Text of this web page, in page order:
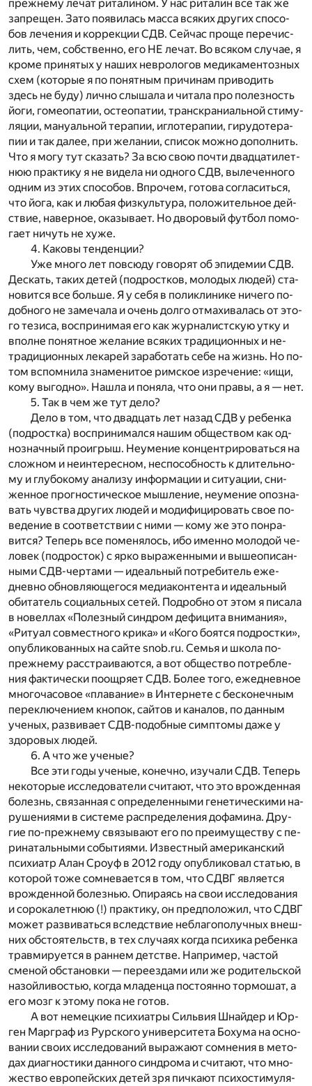
преж­не­му ле­чат ри­та­ли­ном. У нас ри­та­лин все так же
за­пре­щен. Зато по­яви­лась мас­са вся­ких дру­гих спо­со­
бов ле­че­ния и кор­рек­ции СДВ. Сей­час про­ще пе­ре­чис­
лить, чем, соб­ствен­но, его НЕ ле­чат. Во вся­ком слу­чае, я
кро­ме при­ня­тых у на­ших нев­ро­ло­гов ме­ди­ка­мен­тоз­ных
схем (ко­то­рые я по по­нят­ным при­чи­нам при­во­дить
здесь не буду) лич­но слы­ша­ла и чи­та­ла про по­лез­ность
йоги, го­мео­па­тии, осте­о­па­тии, транс­кра­ни­аль­ной сти­му­
ля­ции, ма­ну­аль­ной те­ра­пии, иг­ло­те­ра­пии, ги­ру­до­те­ра­
пии и так да­лее, при же­ла­нии, спи­сок мож­но до­пол­нить.
Что я могу тут ска­зать? За всю свою по­чти два­дца­ти­лет­
нюю прак­ти­ку я не ви­де­ла ни од­но­го СДВ, вы­ле­чен­но­го
од­ним из этих спо­со­бов. Впро­чем, го­то­ва со­гла­сить­ся,
что йога, как и лю­бая физ­куль­ту­ра, по­ло­жи­тель­ное дей­
ствие, на­вер­ное, ока­зы­ва­ет. Но дво­ро­вый фут­бол по­мо­
га­ет ни­чуть не хуже.
4. Ка­ко­вы тен­ден­ции?
Уже мно­го лет по­всю­ду го­во­рят об эпи­де­мии СДВ.
Де­скать, та­ких де­тей (под­рост­ков, мо­ло­дых лю­дей) ста­
но­вит­ся все боль­ше. Я у себя в по­ли­кли­ни­ке ни­че­го по­
доб­но­го не за­ме­ча­ла и очень дол­го от­ма­хи­ва­лась от это­
го те­зи­са, вос­при­ни­мая его как жур­на­лист­скую утку и
впол­не по­нят­ное же­ла­ние вся­ких тра­ди­ци­он­ных и не­
тра­ди­ци­он­ных ле­ка­рей за­ра­бо­тать себе на жизнь. Но по­
том вспо­мни­ла зна­ме­ни­тое рим­ское из­ре­че­ние: «ищи,
кому вы­год­но». На­шла и по­ня­ла, что они пра­вы, а я — нет.
5. Так в чем же тут дело?
Дело в том, что два­дцать лет на­зад СДВ у ре­бен­ка
(под­рост­ка) вос­при­ни­мал­ся на­шим об­ще­ством как од­
но­знач­ный про­игрыш. Не­уме­ние кон­цен­три­ро­вать­ся на
слож­ном и не­ин­те­рес­ном, не­спо­соб­ность к дли­тель­но­
му и глу­бо­ко­му ана­ли­зу ин­фор­ма­ции и си­ту­а­ции, сни­
жен­ное про­гно­сти­че­ское мыш­ле­ние, не­уме­ние опо­зна­
вать чув­ства дру­гих лю­дей и мо­ди­фи­ци­ро­вать свое по­
ве­де­ние в со­от­вет­ствии с ними — кому же это по­нра­
вит­ся? Те­перь все по­ме­ня­лось, ибо имен­но мо­ло­дой че­
ло­век (под­ро­сток) с ярко вы­ра­жен­ны­ми и вы­ше­опи­сан­
ны­ми СДВ-чер­та­ми — иде­аль­ный по­тре­би­тель еже­
днев­но об­нов­ля­ю­ще­го­ся ме­ди­а­кон­тен­та и иде­аль­ный
оби­та­тель со­ци­аль­ных се­тей. По­дроб­но от этом я пи­са­ла
в но­вел­лах «По­лез­ный син­дром де­фи­ци­та вни­ма­ния»,
«Ри­ту­ал сов­мест­но­го кри­ка» и «Кого бо­ят­ся под­рост­ки»,
опуб­ли­ко­ван­ных на сай­те snob.ru. Се­мья и шко­ла по-
преж­не­му рас­стра­и­ва­ют­ся, а вот об­ще­ство по­треб­ле­
ния фак­ти­че­ски по­ощря­ет СДВ. Бо­лее того, еже­днев­ное
мно­го­ча­со­вое «пла­ва­ние» в Ин­тер­не­те с бес­ко­неч­ным
пе­ре­клю­че­ни­ем кно­пок, сай­тов и ка­на­лов, по дан­ным
уче­ных, раз­ви­ва­ет СДВ-по­доб­ные симп­то­мы даже у
здо­ро­вых лю­дей.
6. А что же уче­ные?
Все эти годы уче­ные, ко­неч­но, изу­ча­ли СДВ. Те­перь
не­ко­то­рые ис­сле­до­ва­те­ли счи­та­ют, что это вро­жден­ная
бо­лезнь, свя­зан­ная с опре­де­лен­ны­ми ге­не­ти­че­ски­ми на­
ру­ше­ни­я­ми в си­сте­ме рас­пре­де­ле­ния до­фа­ми­на. Дру­
гие по-преж­не­му свя­зы­ва­ют его по пре­иму­ще­ству с пе­
ри­на­таль­ны­ми со­бы­ти­я­ми. Из­вест­ный аме­ри­кан­ский
пси­хи­атр Алан Сро­уф в 2012 году опуб­ли­ко­вал ста­тью, в
ко­то­рой тоже со­мне­ва­ет­ся в том, что СДВГ яв­ля­ет­ся
вро­жден­ной бо­лез­нью. Опи­ра­ясь на свои ис­сле­до­ва­ния
и со­ро­ка­лет­нюю (!) прак­ти­ку, он пред­по­ло­жил, что СДВГ
мо­жет раз­ви­вать­ся вслед­ствие не­бла­го­по­луч­ных внеш­
них об­сто­я­тельств, в тех слу­ча­ях ко­гда пси­хи­ка ре­бен­ка
трав­ми­ру­ет­ся в ран­нем дет­стве. На­при­мер, ча­стой
сме­ной об­ста­нов­ки — пе­ре­ез­да­ми или же ро­ди­тель­ской
на­зой­ли­во­стью, ко­гда мла­ден­ца по­сто­ян­но тор­мо­шат, а
его мозг к это­му пока не го­тов.
А вот не­мец­кие пси­хи­а­тры Силь­вия Шнай­дер и Юр­
ген Мар­граф из Рур­ско­го уни­вер­си­те­та Бо­ху­ма на осно­
ва­нии сво­их ис­сле­до­ва­ний вы­ра­жа­ют со­мне­ния в ме­то­
дах диа­гно­сти­ки дан­но­го син­дро­ма и счи­та­ют, что мно­
же­ство ев­ро­пей­ских де­тей зря пич­ка­ют пси­хо­сти­му­ля­